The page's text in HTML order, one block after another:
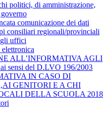
politici, di amministrazione,
comunicazione dei dati
consiliari regionali/provinciali
uffici
ALL’INFORMATIVA AGLI
sensi del D.LVO 196/2003
IN CASO DI
GENITORI E A CHI
DELLA SCUOLA 2018